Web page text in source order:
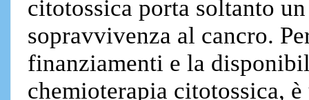
citotossica porta soltanto
sopravvivenza al cancro.
finanziamenti e la
chemioterapia citotossica,